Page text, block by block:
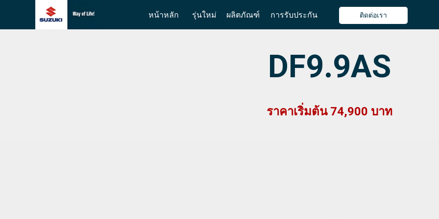
หน้าหลัก รุ่นใหม่ ผลิตภัณฑ์ การรับประกัน ติดต่อเรา
DF9.9AS
ราคาเริ่มต้น 74,900 บาท